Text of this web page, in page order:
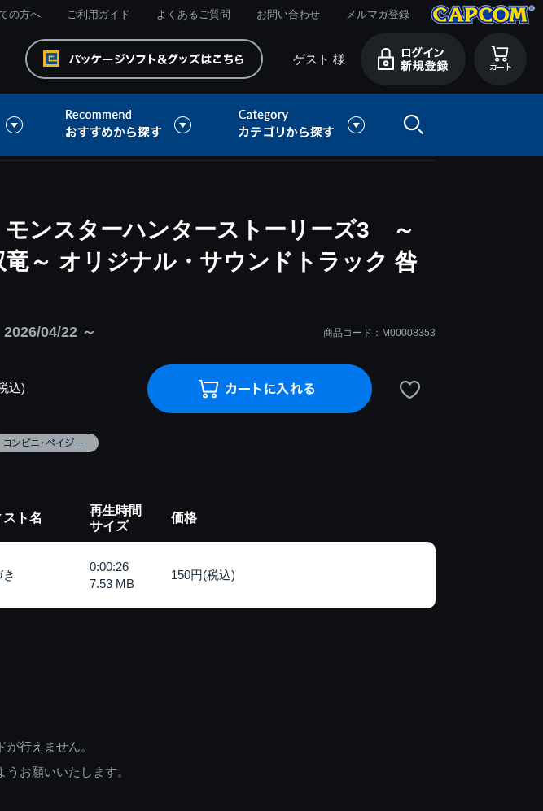
の方へ ご利用ガイド よくあるご質問 お問い合わせ メルマガ登録
ゲスト 様
モンスターハンターストーリーズ3 ～
竜～ オリジナル・サウンドトラック 咎
2026/04/22 ～ 商品コード：M00008353
込)
ト名
再生時間
サイズ
価格
0:00:26
7.53 MB
150円(税込)
行えません。
お願いいたします。